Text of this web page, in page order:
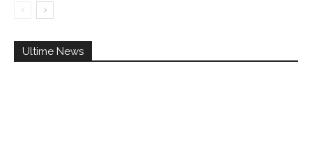
Ultime News